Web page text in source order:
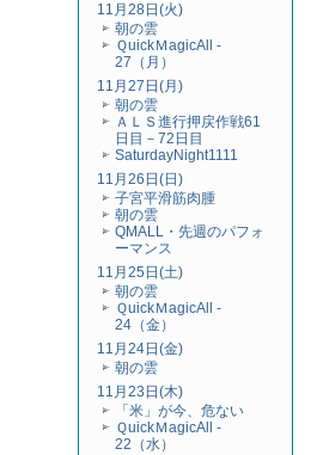
11月28日(火)
朝の雲
ＱuickＭagicAll -
27（月）
11月27日(月)
朝の雲
ＡＬＳ進行押戻作戦61
日目－72日目
SaturdayNight1111
11月26日(日)
子宮平滑筋肉腫
朝の雲
QMALL・先週のパフォ
ーマンス
11月25日(土)
朝の雲
ＱuickＭagicAll -
24（金）
11月24日(金)
朝の雲
11月23日(木)
「米」が今、危ない
ＱuickＭagicAll -
22（水）